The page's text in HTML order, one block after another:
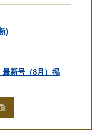
)
新号（8月）掲